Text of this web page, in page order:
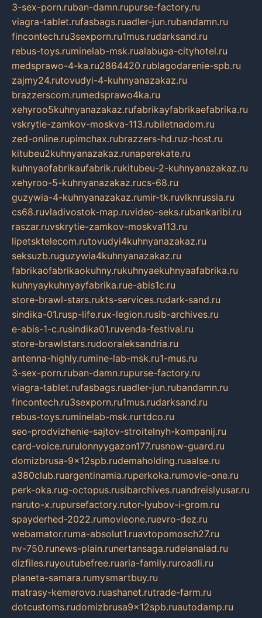
3-sex-porn.ruban-damn.rupurse-factory.ru
viagra-tablet.rufasbags.ruadler-jun.rubandamn.ru
fincontech.ru3sexporn.ru1mus.rudarksand.ru
rebus-toys.ruminelab-msk.rualabuga-cityhotel.ru
medsprawo-4-ka.ru2864420.rublagodarenie-spb.ru
zajmy24.rutovudyi-4-kuhnyanazakaz.ru
brazzerscom.rumedsprawo4ka.ru
xehyroo5kuhnyanazakaz.rufabrikayfabrikaefabrika.ru
vskrytie-zamkov-moskva-113.rubiletnadom.ru
zed-online.rupimchax.rubrazzers-hd.ruz-host.ru
kitubeu2kuhnyanazakaz.runaperekate.ru
kuhnyaofabrikaufabrik.rukitubeu-2-kuhnyanazakaz.ru
xehyroo-5-kuhnyanazakaz.rucs-68.ru
guzywia-4-kuhnyanazakaz.rumir-tk.ruvlknrussia.ru
cs68.ruvladivostok-map.ruvideo-seks.rubankaribi.ru
raszar.ruvskrytie-zamkov-moskva113.ru
lipetsktelecom.rutovudyi4kuhnyanazakaz.ru
seksuzb.ruguzywia4kuhnyanazakaz.ru
fabrikaofabrikaokuhny.rukuhnyaekuhnyaafabrika.ru
kuhnyaykuhnyayfabrika.rue-abis1c.ru
store-brawl-stars.rukts-services.rudark-sand.ru
sindika-01.rusp-life.rux-legion.rusib-archives.ru
e-abis-1-c.rusindika01.ruvenda-festival.ru
store-brawlstars.rudooraleksandria.ru
antenna-highly.rumine-lab-msk.ru1-mus.ru
3-sex-porn.ruban-damn.rupurse-factory.ru
viagra-tablet.rufasbags.ruadler-jun.rubandamn.ru
fincontech.ru3sexporn.ru1mus.rudarksand.ru
rebus-toys.ruminelab-msk.rurtdco.ru
seo-prodvizhenie-sajtov-stroitelnyh-kompanij.ru
card-voice.rurulonnyygazon177.rusnow-guard.ru
domizbrusa-9x12spb.rudemaholding.ruaalse.ru
a380club.ruargentinamia.ruperkoka.rumovie-one.ru
perk-oka.rug-octopus.rusibarchives.ruandreislyusar.ru
naruto-x.rupursefactory.rutor-lyubov-i-grom.ru
spayderhed-2022.rumovieone.ruevro-dez.ru
webamator.ruma-absolut1.ruavtopomosch27.ru
nv-750.runews-plain.runertansaga.rudelanalad.ru
dizfiles.ruyoutubefree.ruaria-family.ruroadli.ru
planeta-samara.rumysmartbuy.ru
matrasy-kemerovo.ruashanet.rutrade-farm.ru
dotcustoms.rudomizbrusa9x12spb.ruautodamp.ru